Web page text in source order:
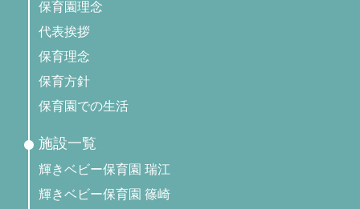
保育園理念
代表挨拶
保育理念
保育方針
保育園での生活
施設一覧
輝きベビー保育園 瑞江
輝きベビー保育園 篠崎